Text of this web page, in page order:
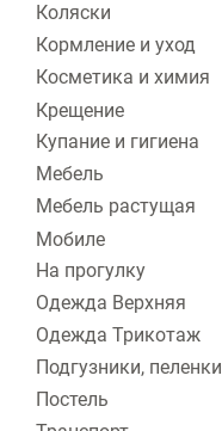
Коляски
Кормление и уход
Косметика и химия
Крещение
Купание и гигиена
Мебель
Мебель растущая
Мобиле
На прогулку
Одежда Верхняя
Одежда Трикотаж
Подгузники, пеленки
Постель